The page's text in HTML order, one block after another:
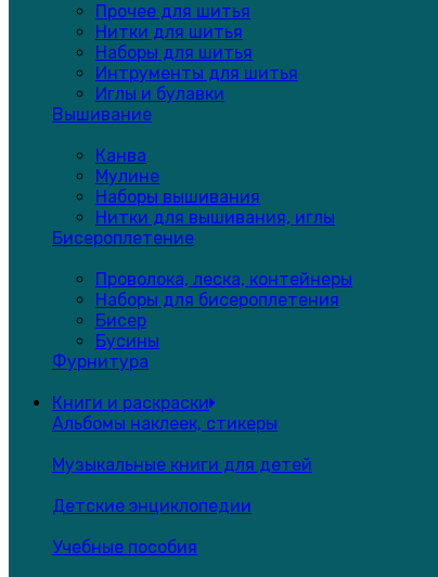
Прочее для шитья
Нитки для шитья
Наборы для шитья
Интрументы для шитья
Иглы и булавки
Вышивание
Канва
Мулине
Наборы вышивания
Нитки для вышивания, иглы
Бисероплетение
Проволока, леска, контейнеры
Наборы для бисероплетения
Бисер
Бусины
Фурнитура
Книги и раскраски
Альбомы наклеек, стикеры
Музыкальные книги для детей
Детские энциклопедии
Учебные пособия